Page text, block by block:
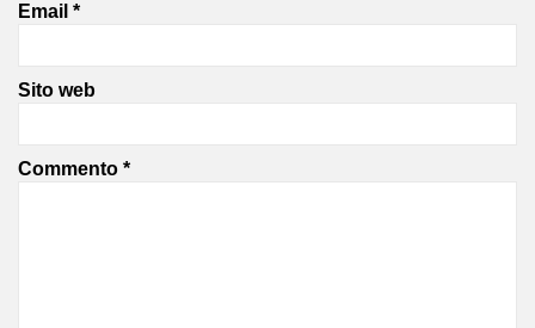
Email *
Sito web
Commento *